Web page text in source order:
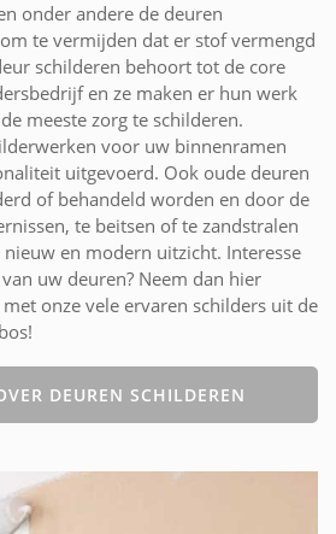
onder andere de deuren
te vermijden dat er stof vermengd
schilderen behoort tot de core
en ze maken er hun werk
meeste zorg te schilderen.
voor uw binnenramen
uitgevoerd. Ook oude deuren
of behandeld worden en door de
te beitsen of te zandstralen
en modern uitzicht. Interesse
uw deuren? Neem dan hier
onze vele ervaren schilders uit de
DEUREN SCHILDEREN